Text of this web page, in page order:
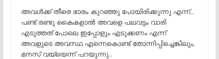
അവൾക്ക് തീരെ ഭാരം കുറഞ്ഞു പോയിരിക്കുന്നു എന്ന്..
പണ്ട് രണ്ടു കൈകളാൽ അവളെ പലവട്ടം വാരി
എടുത്തത് പോലെ ഇപ്പോളും എടുക്കണം എന്ന്
അവളുടെ അവസ്ഥ എന്നെകൊണ്ട് തോന്നിപ്പിച്ചെങ്കിലും,
മനസ് വയ്യെന്ന് പറയുന്നു..